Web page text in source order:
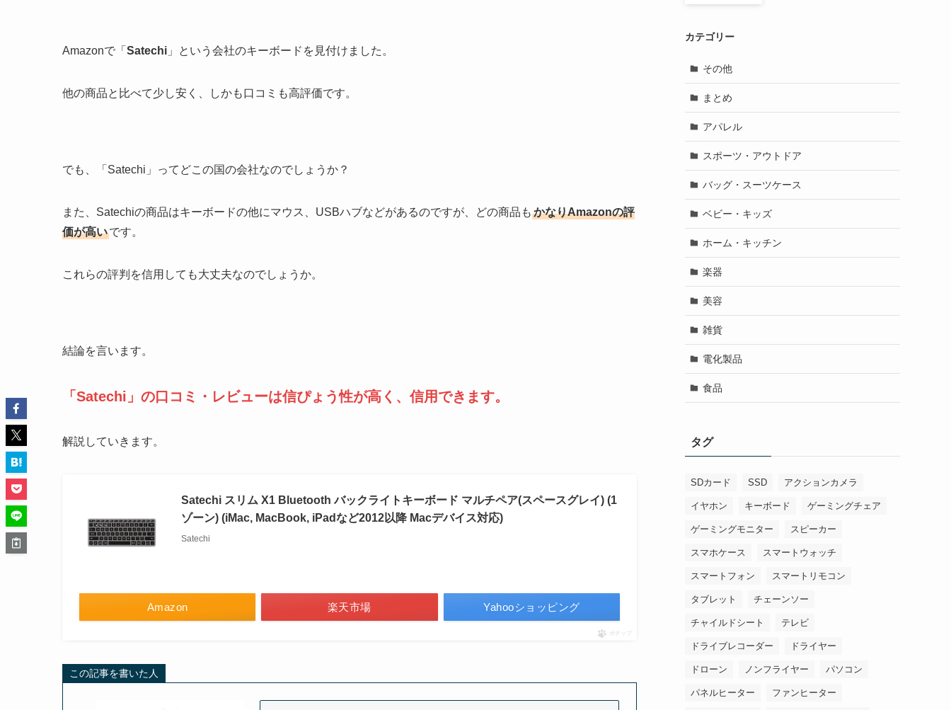
Amazonで「 Satechi 」という会社のキーボードを見付けました。
他の商品と比べて少し安く、しかも口コミも高評価です。
でも、「Satechi」ってどこの国の会社なのでしょうか？
また、Satechiの商品はキーボードの他にマウス、USBハブなどがあるのですが、どの商品も かなりAmazonの評
価が高いです。
これらの評判を信用しても大丈夫なのでしょうか。
結論を言います。
「Satechi」の口コミ・レビューは信ぴょう性が高く、信用できます。
解説していきます。
Satechi スリム X1 Bluetooth バックライトキーボード マルチペア(スペースグレイ) (1
ゾーン) (iMac, MacBook, iPadなど2012以降 Macデバイス対応)
Satechi
Amazon 楽天市場 Yahooショッピング
ポチップ
この記事を書いた人
カテゴリー
その他
まとめ
アパレル
スポーツ・アウトドア
バッグ・スーツケース
ベビー・キッズ
ホーム・キッチン
楽器
美容
雑貨
電化製品
食品
タグ
SDカード SSD アクションカメラ
イヤホン キーボード ゲーミングチェア
ゲーミングモニター スピーカー
スマホケース スマートウォッチ
スマートフォン スマートリモコン
タブレット チェーンソー
チャイルドシート テレビ
ドライブレコーダー ドライヤー
ドローン ノンフライヤー パソコン
パネルヒーター ファンヒーター